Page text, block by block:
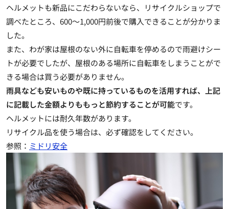
ヘルメットも新品にこだわらないなら、
リサイクルショップで
調べたところ、600～1,000円前後で購入できることが分かりま
した。
また、わが家は屋根のない外に自転車を停めるので雨避けシー
トが必要でしたが、屋根のある場所に自転車をしまうことがで
きる場合は買う必要がありません。
雨具なども安いものや既に持っているものを活用すれば、上記
に記載した金額よりももっと節約することが可能です。
ヘルメットには耐久年数があります。
リサイクル品を使う場合は、必ず確認をしてください。
参照： ミドリ安全